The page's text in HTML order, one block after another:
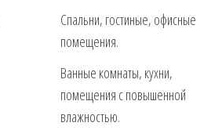
Спальни, гостиные, офисные
помещения.
Ванные комнаты, кухни,
помещения с повышенной
влажностью.